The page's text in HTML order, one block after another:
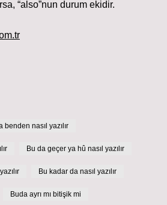
“also”nun durum ekidir.
benden nasıl yazılır
Bu da geçer ya hû nasıl yazılır
Bu kadar da nasıl yazılır
Buda ayrı mı bitişik mi